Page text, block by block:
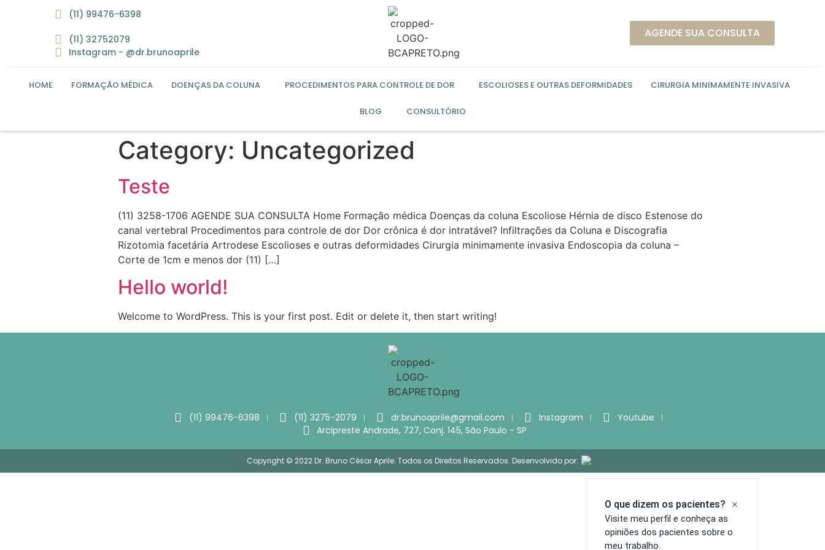
(11) 99476-6398
(11) 32752079
Instagram - @dr.brunoaprile
AGENDE SUA CONSULTA
HOME FORMAÇÃO MÉDICA DOENÇAS DA COLUNA PROCEDIMENTOS PARA CONTROLE DE DOR ESCOLIOSES E OUTRAS DEFORMIDADES CIRURGIA MINIMAMENTE INVASIVA
BLOG CONSULTÓRIO
Category: Uncategorized
Teste
(11) 3258-1706 AGENDE SUA CONSULTA Home Formação médica Doenças da coluna Escoliose Hérnia de disco Estenose do
canal vertebral Procedimentos para controle de dor Dor crônica é dor intratável? Infiltrações da Coluna e Discografia
Rizotomia facetária Artrodese Escolioses e outras deformidades Cirurgia minimamente invasiva Endoscopia da coluna –
Corte de 1cm e menos dor (11) […]
Hello world!
Welcome to WordPress. This is your first post. Edit or delete it, then start writing!
(11) 99476-6398 (11) 3275-2079 dr.brunoaprile@gmail.com Instagram
Youtube
Arcipreste Andrade, 727, Conj. 145, São Paulo - SP
Copyright © 2022 Dr. Bruno César Aprile. Todos os Direitos Reservados. Desenvolvido por: